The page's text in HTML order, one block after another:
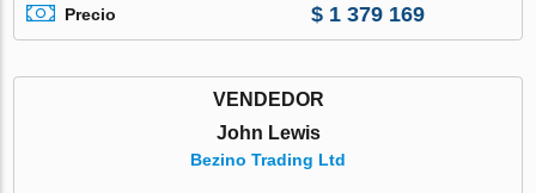
Precio $ 1 379 169
VENDEDOR
John Lewis
Bezino Trading Ltd